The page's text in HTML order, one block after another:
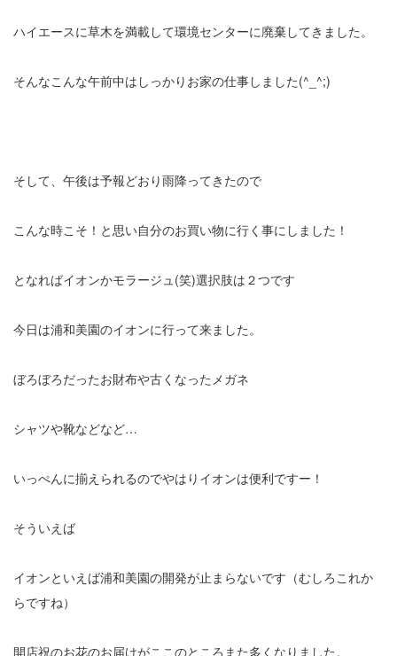
ハイエースに草木を満載して環境センターに廃棄してきました。
そんなこんな午前中はしっかりお家の仕事しました(^_^;)
そして、午後は予報どおり雨降ってきたので
こんな時こそ！と思い自分のお買い物に行く事にしました！
となればイオンかモラージュ(笑)選択肢は２つです
今日は浦和美園のイオンに行って来ました。
ぼろぼろだったお財布や古くなったメガネ
シャツや靴などなど…
いっぺんに揃えられるのでやはりイオンは便利ですー！
そういえば
イオンといえば浦和美園の開発が止まらないです（むしろこれか
らですね）
開店祝のお花のお届けがここのところまた多くなりました。